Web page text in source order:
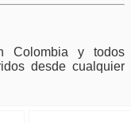
Colombia y todos
desde cualquier